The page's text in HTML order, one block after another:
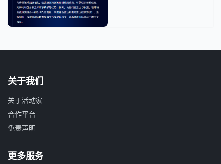
关于我们
关于活动家
合作平台
免责声明
更多服务